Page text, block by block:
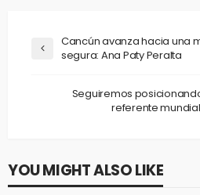
Cancún avanza hacia una
segura: Ana Paty Peralta
Seguiremos
referente
YOU MIGHT ALSO LIKE